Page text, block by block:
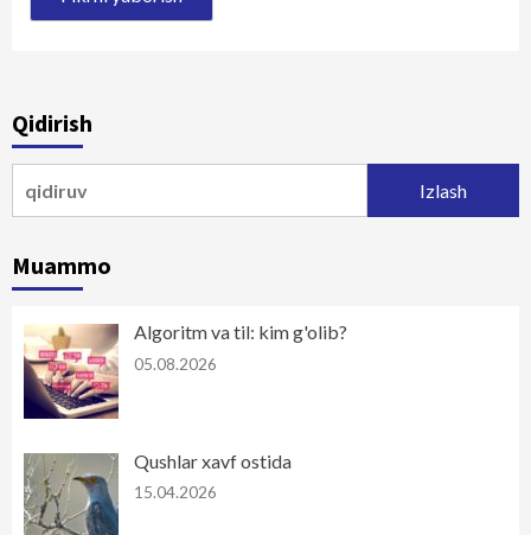
Qidirish
Muammo
Algoritm va til: kim g'olib?
05.08.2026
Qushlar xavf ostida
15.04.2026